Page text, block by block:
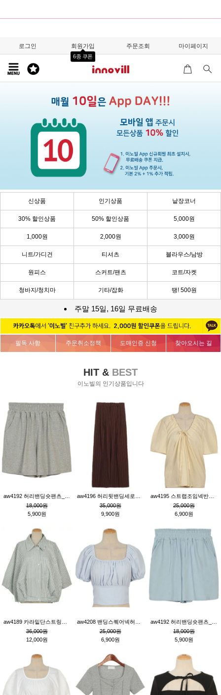
로그인 회원가입
6종 쿠폰
주문조회 마이페이지
신상품 인기상품 낱장코너
30% 할인상품 50% 할인상품 5,000원
1,000원 2,000원 3,000원
니트/가디건 티셔츠 블라우스/남방
원피스 스커트/팬츠 코트/자켓
청바지/청치마 기타/잡화 땡! 500원
주말 15일, 16일 무료배송
필독 사항 주문취소정책 도매인증 신청 찾아오시는 길
HIT & BEST
이노빌의 인기상품입니다
18,000원
5,900원
35,000원
9,900원
25,000원
6,900원
36,000원
12,000원
25,000원
6,900원
18,000원
5,900원